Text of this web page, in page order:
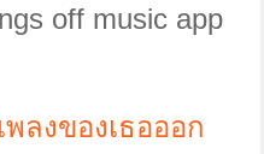
off music app
ลงของเธอออก